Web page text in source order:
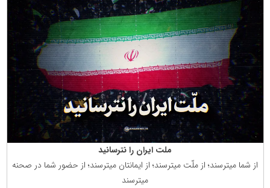
ملت ایران را نترسانید
از شما میترسند؛ از ملّت میترسند؛ از ایمانتان میترسند؛ از حضور شما در صحنه
میترسند